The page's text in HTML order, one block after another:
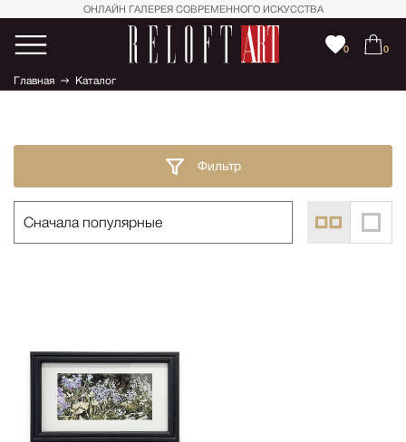
ОНЛАЙН ГАЛЕРЕЯ СОВРЕМЕННОГО ИСКУССТВА
0 0
Главная Каталог
Фильтр